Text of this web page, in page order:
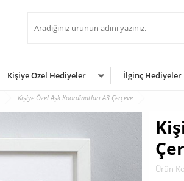
Kişiye Özel Hediyeler İlginç Hediyeler
Kişiye Özel Aşk Koordinatları A3 Çerçeve
Ürün